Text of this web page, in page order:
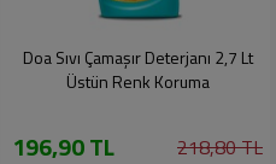
Doa Sıvı Çamaşır Deterjanı 2,7 Lt
Üstün Renk Koruma
196,90 TL 218,80 TL